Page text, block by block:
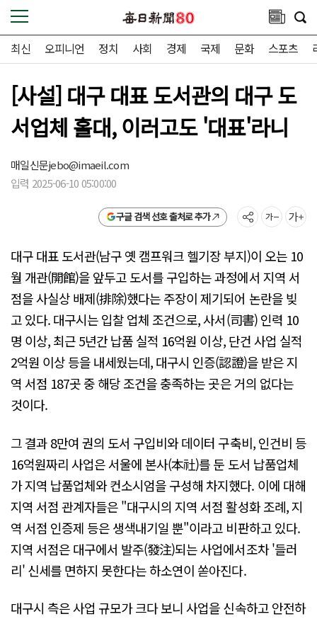
최신 오피니언 정치 사회 경제 국제 문화 스포츠
[사설] 대구 대표 도서관의 대구 도
서업체 홀대, 이러고도 '대표'라니
매일신문jebo@imaeil.com
입력 2025-06-10 05:00:00
구글 검색 선호 출처로 추가
대구 대표 도서관(남구 옛 캠프워크 헬기장 부지)이 오는 10
월 개관(開館)을 앞두고 도서를 구입하는 과정에서 지역 서
점을 사실상 배제(排除)했다는 주장이 제기되어 논란을 빚
고 있다. 대구시는 입찰 업체 조건으로, 사서(司書) 인력 10
명 이상, 최근 5년간 납품 실적 16억원 이상, 단건 사업 실적
2억원 이상 등을 내세웠는데, 대구시 인증(認證)을 받은 지
역 서점 187곳 중 해당 조건을 충족하는 곳은 거의 없다는
것이다.
그 결과 8만여 권의 도서 구입비와 데이터 구축비, 인건비 등
16억원짜리 사업은 서울에 본사(本社)를 둔 도서 납품업체
가 지역 납품업체와 컨소시엄을 구성해 차지했다. 이에 대해
지역 서점 관계자들은 "대구시의 지역 서점 활성화 조례, 지
역 서점 인증제 등은 생색내기일 뿐"이라고 비판하고 있다.
지역 서점은 대구에서 발주(發注)되는 사업에서조차 '들러
리' 신세를 면하지 못한다는 하소연이 쏟아진다.
대구시 측은 사업 규모가 크다 보니 사업을 신속하고 안전하